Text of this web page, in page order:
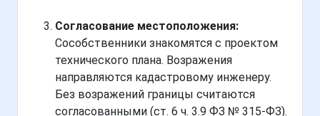
Согласование местоположения:
Сособственники знакомятся с проектом
технического плана. Возражения
направляются кадастровому инженеру.
Без возражений границы считаются
согласованными (ст. 6 ч. 3.9 ФЗ № 315-ФЗ).